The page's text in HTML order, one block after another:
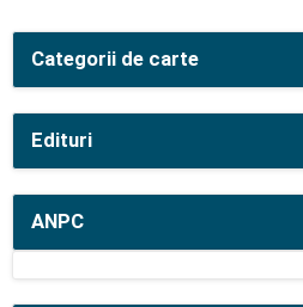
Categorii de carte
Edituri
ANPC